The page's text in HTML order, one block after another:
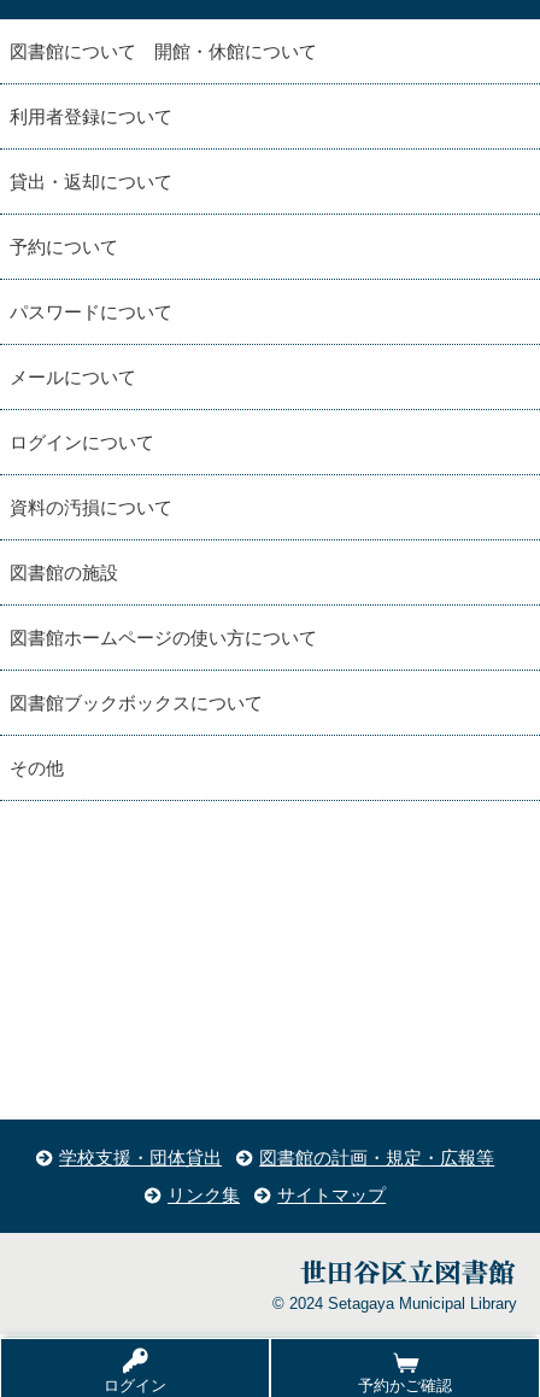
ログイン 予約かご確認
図書館について 開館・休館について
利用者登録について
貸出・返却について
予約について
パスワードについて
メールについて
ログインについて
資料の汚損について
図書館の施設
図書館ホームページの使い方について
図書館ブックボックスについて
その他
学校支援・団体貸出
図書館の計画・規定・広報等
リンク集
サイトマップ
© 2024 Setagaya Municipal Library